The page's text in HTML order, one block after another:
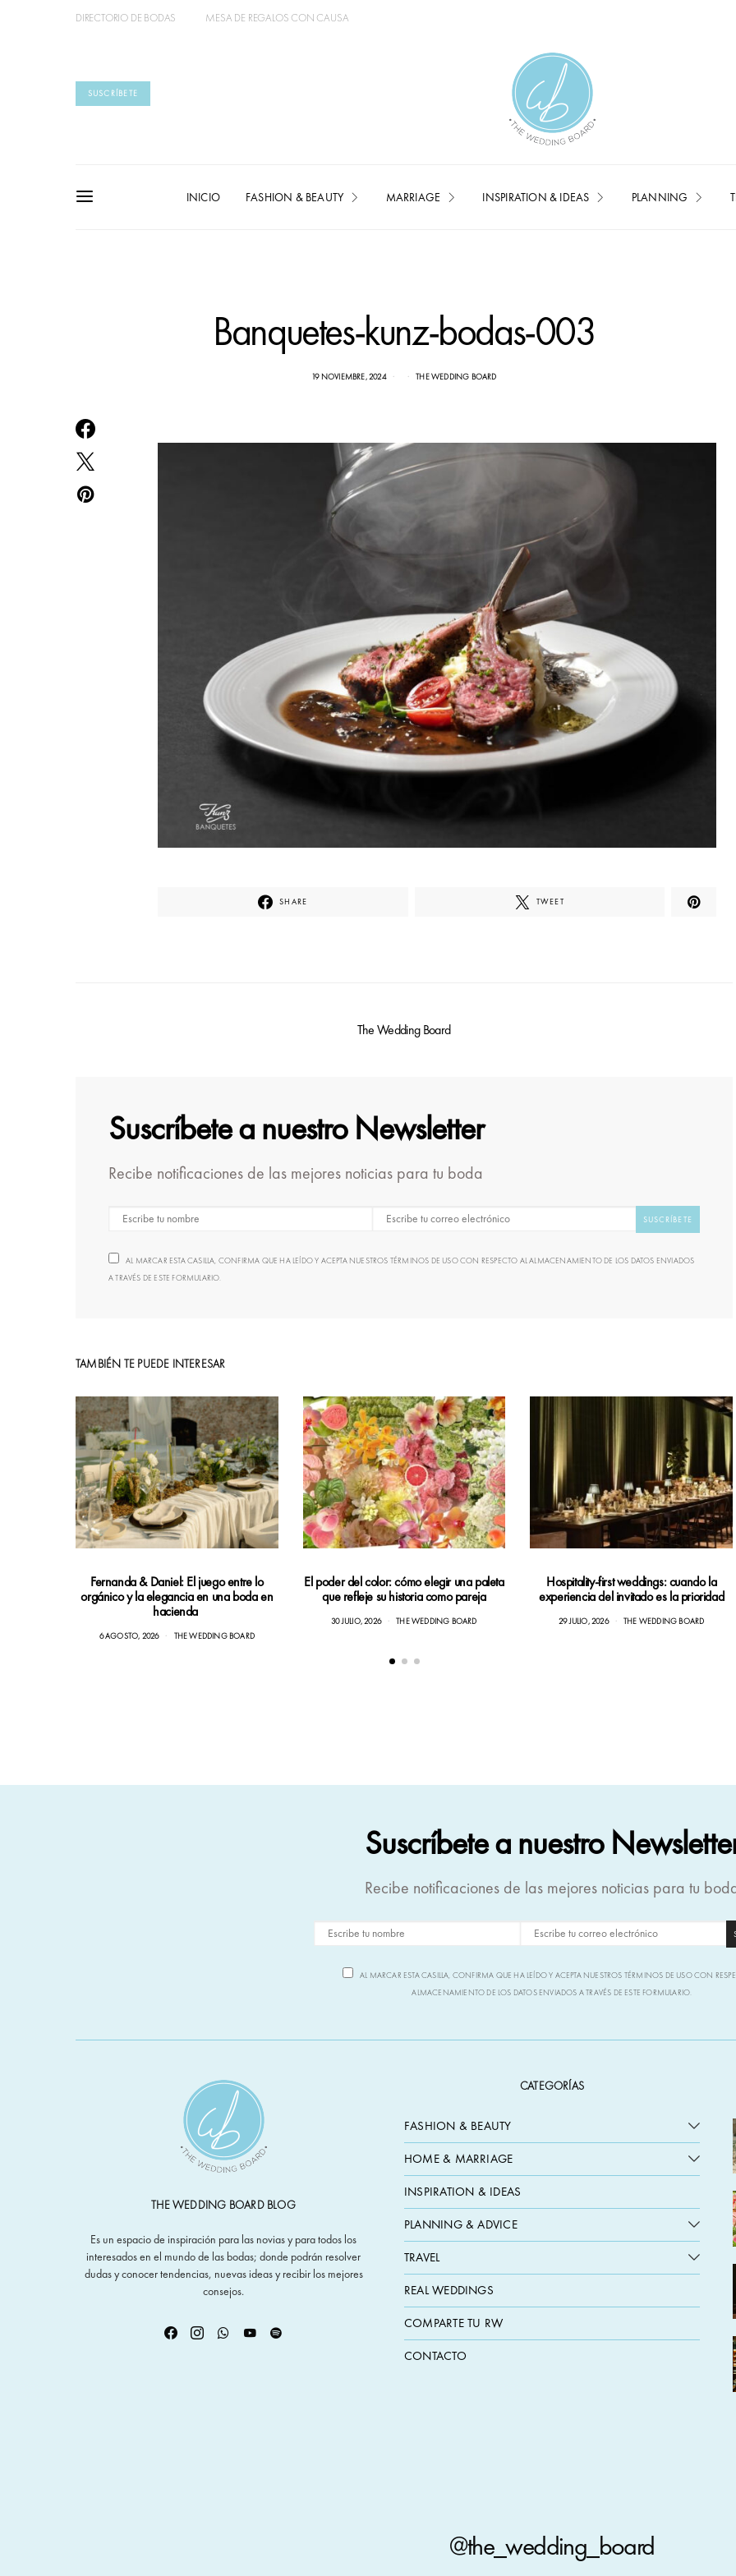
DIRECTORIO DE BODAS MESA DE REGALOS CON CAUSA
SUSCRÍBETE
INICIO FASHION & BEAUTY MARRIAGE INSPIRATION & IDEAS PLANNING
Banquetes-kunz-bodas-003
19 NOVIEMBRE, 2024 THE WEDDING BOARD
SHARE TWEET
The Wedding Board
Suscríbete a nuestro Newsletter
Recibe notificaciones de las mejores noticias para tu boda
SUSCRÍBETE
AL MARCAR ESTA CASILLA, CONFIRMA QUE HA LEÍDO Y ACEPTA NUESTROS TÉRMINOS DE USO CON RESPECTO AL ALMACENAMIENTO DE LOS DATOS ENVIADOS
A TRAVÉS DE ESTE FORMULARIO.
TAMBIÉN TE PUEDE INTERESAR
Fernanda & Daniel: El juego entre lo
orgánico y la elegancia en una boda en
hacienda
6 AGOSTO, 2026 THE WEDDING BOARD
El poder del color: cómo elegir una paleta
que refleje su historia como pareja
30 JULIO, 2026 THE WEDDING BOARD
Hospitality-first weddings: cuando la
experiencia del invitado es la prioridad
29 JULIO, 2026 THE WEDDING BOARD
Suscríbete a nuestro
Recibe notificaciones de las mejores noticias para tu
AL MARCAR ESTA CASILLA, CONFIRMA QUE HA LEÍDO Y ACEPTA NUESTROS TÉRMINOS DE USO CON
ALMACENAMIENTO DE LOS DATOS ENVIADOS A TRAVÉS DE ESTE FORMULARIO.
THE WEDDING BOARD BLOG
Es un espacio de inspiración para las novias y para todos los
interesados en el mundo de las bodas; donde podrán resolver
dudas y conocer tendencias, nuevas ideas y recibir los mejores
consejos.
CATEGORÍAS
FASHION & BEAUTY
HOME & MARRIAGE
INSPIRATION & IDEAS
PLANNING & ADVICE
TRAVEL
REAL WEDDINGS
COMPARTE TU RW
CONTACTO
@the_wedding_board